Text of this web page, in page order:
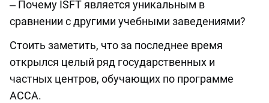
‒ Почему ISFT является уникальным в
сравнении с другими учебными заведениями?
Стоить заметить, что за последнее время
открылся целый ряд государственных и
частных центров, обучающих по программе
АССА.